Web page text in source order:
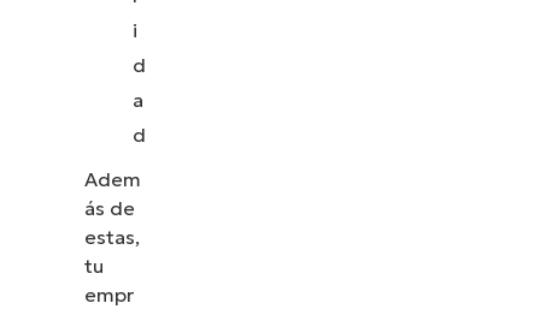
i
d
a
d
Adem
ás de
estas,
tu
empr